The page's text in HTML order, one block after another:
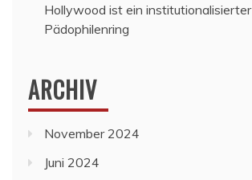
Hollywood ist ein institutionalisierter
Pädophilenring
ARCHIV
November 2024
Juni 2024